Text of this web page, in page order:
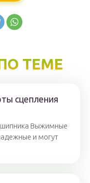
ТЕМЕ
сцепления
Выжимные
и могут